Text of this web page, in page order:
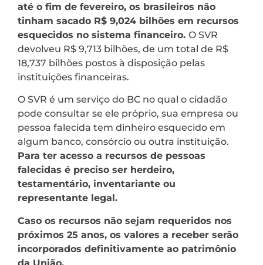
até o fim de fevereiro, os brasileiros não
tinham sacado R$ 9,024 bilhões em recursos
esquecidos no sistema financeiro. O SVR
devolveu R$ 9,713 bilhões, de um total de R$
18,737 bilhões postos à disposição pelas
instituições financeiras.
O SVR é um serviço do BC no qual o cidadão
pode consultar se ele próprio, sua empresa ou
pessoa falecida tem dinheiro esquecido em
algum banco, consórcio ou outra instituição.
Para ter acesso a recursos de pessoas
falecidas é preciso ser herdeiro,
testamentário, inventariante ou
representante legal.
Caso os recursos não sejam requeridos nos
próximos 25 anos, os valores a receber serão
incorporados definitivamente ao patrimônio